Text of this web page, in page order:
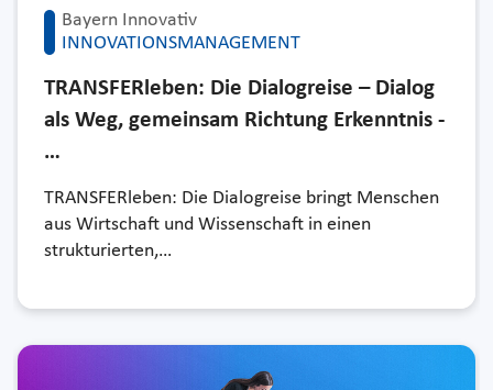
Bayern Innovativ
INNOVATIONSMANAGEMENT
TRANSFERleben: Die Dialogreise – Dialog
als Weg, gemeinsam Richtung Erkenntnis -
…
TRANSFERleben: Die Dialogreise bringt Menschen
aus Wirtschaft und Wissenschaft in einen
strukturierten,…